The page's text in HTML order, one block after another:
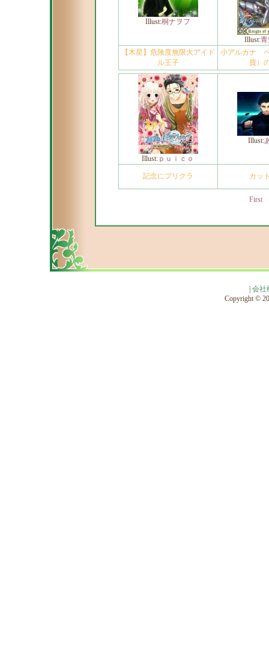
Illust:桐ナヲフ
Illust:
【木星】危険度無限大アイド
ル王子
小アルカナ
貨）
Illust: ｐｕｉｃｏ
Illust:
記念にプリクラ カッ
First
会社
Copyright ©